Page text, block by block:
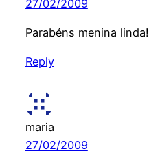
27/02/2009
Parabéns menina linda!
Reply
maria
27/02/2009